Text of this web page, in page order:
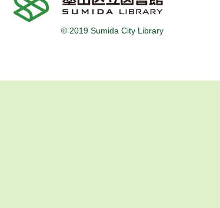
© 2019 Sumida City Library